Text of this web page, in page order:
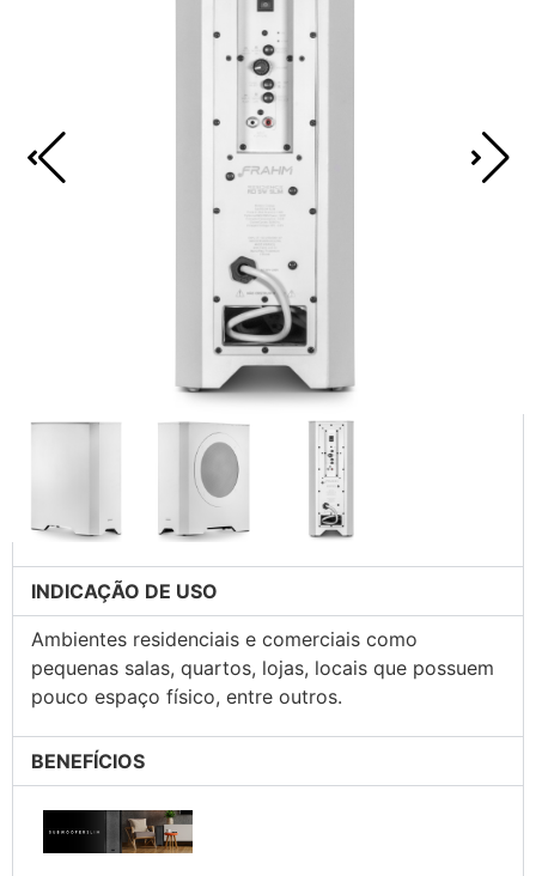
INDICAÇÃO DE USO
Ambientes residenciais e comerciais como
pequenas salas, quartos, lojas, locais que possuem
pouco espaço físico, entre outros.
BENEFÍCIOS